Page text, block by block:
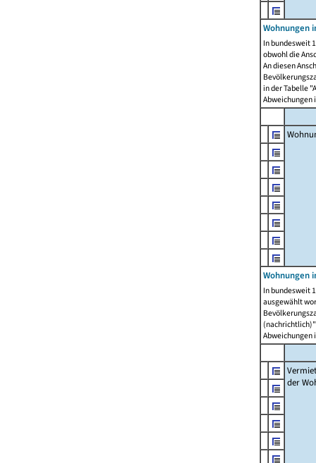
Wohnungen
In bundesweit
obwohl die
An diesen
in der Tabelle
Abweichungen
Wohnungen
In bundesweit
ausgewählt
Abweichungen
der